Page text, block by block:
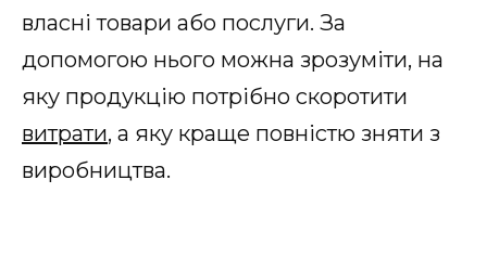
власні товари або послуги. За
допомогою нього можна зрозуміти, на
яку продукцію потрібно скоротити
витрати, а яку краще повністю зняти з
виробництва.